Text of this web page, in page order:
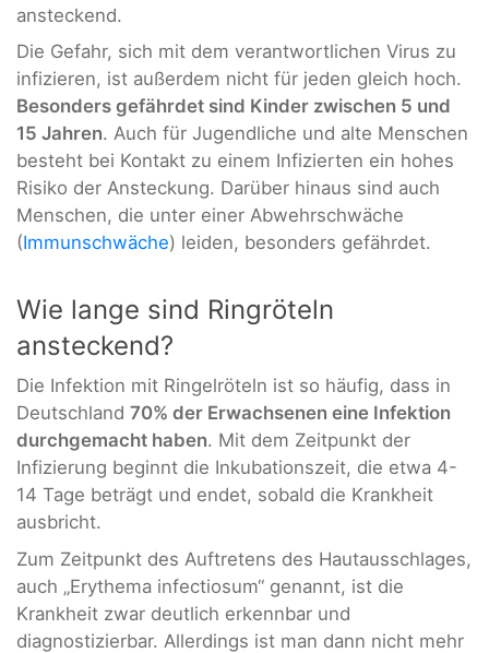
ansteckend.
Die Gefahr, sich mit dem verantwortlichen Virus zu
infizieren, ist außerdem nicht für jeden gleich hoch.
Besonders gefährdet sind Kinder zwischen 5 und
15 Jahren. Auch für Jugendliche und alte Menschen
besteht bei Kontakt zu einem Infizierten ein hohes
Risiko der Ansteckung. Darüber hinaus sind auch
Menschen, die unter einer Abwehrschwäche
(Immunschwäche) leiden, besonders gefährdet.
Wie lange sind Ringröteln
ansteckend?
Die Infektion mit Ringelröteln ist so häufig, dass in
Deutschland 70% der Erwachsenen eine Infektion
durchgemacht haben. Mit dem Zeitpunkt der
Infizierung beginnt die Inkubationszeit, die etwa 4-
14 Tage beträgt und endet, sobald die Krankheit
ausbricht.
Zum Zeitpunkt des Auftretens des Hautausschlages,
auch „Erythema infectiosum“ genannt, ist die
Krankheit zwar deutlich erkennbar und
diagnostizierbar. Allerdings ist man dann nicht mehr